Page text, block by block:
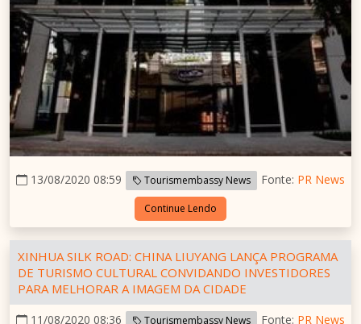
13/08/2020 08:59 Tourismembassy News Fonte: PR News
Continue Lendo
XINHUA SILK ROAD: CHINA LIUYANG LANÇA PROGRAMA
DE TURISMO CULTURAL CONVIDANDO INVESTIDORES
PARA MELHORAR A IMAGEM DA CIDADE
11/08/2020 08:36 Tourismembassy News Fonte: PR News